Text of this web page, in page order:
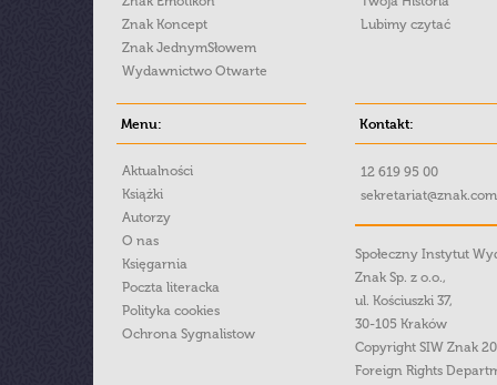
Znak Koncept
Znak JednymSłowem
Wydawnictwo Otwarte
Lubimy czytać
Menu:
Aktualności
Książki
Autorzy
O nas
Księgarnia
Poczta literacka
Polityka cookies
Ochrona Sygnalistow
Kontakt:
12 619 95 00
Społeczny Instytut
Znak Sp. z o.o.,
ul. Kościuszki 37,
30-105 Kraków
Copyright SIW Znak
Foreign Rights